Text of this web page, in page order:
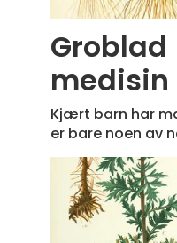
medisin
Kjært barn har
er bare noen av